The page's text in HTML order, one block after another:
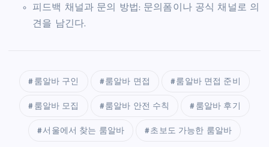
피드백 채널과 문의 방법: 문의폼이나 공식 채널로 의
견을 남긴다.
룸알바 구인 룸알바 면접 룸알바 면접 준비
룸알바 모집 룸알바 안전 수칙 룸알바 후기
서울에서 찾는 룸알바 초보도 가능한 룸알바